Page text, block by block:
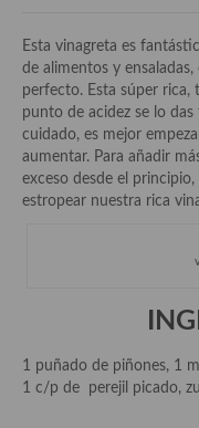
Especias, hierbas,
Historia de la
historias culinarias y
Origen y evolución de
Viajes eno-gastro-
En El Candelero
Esta vinagreta es
de alimentos y
perfecto. Esta súper rica,
punto de acidez se lo
cuidado, es mejor
aumentar. Para añadir
exceso desde el
estropear nuestra rica
1 puñado de piñones, 1
1 c/p de perejil picado,